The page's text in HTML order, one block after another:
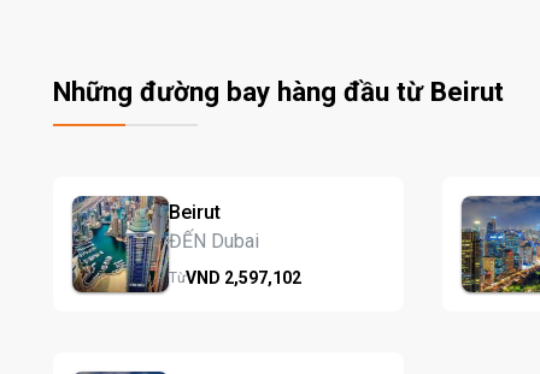
Những đường bay hàng đầu từ Beirut
Beirut
ĐẾN Dubai
TừVND 2,597,102